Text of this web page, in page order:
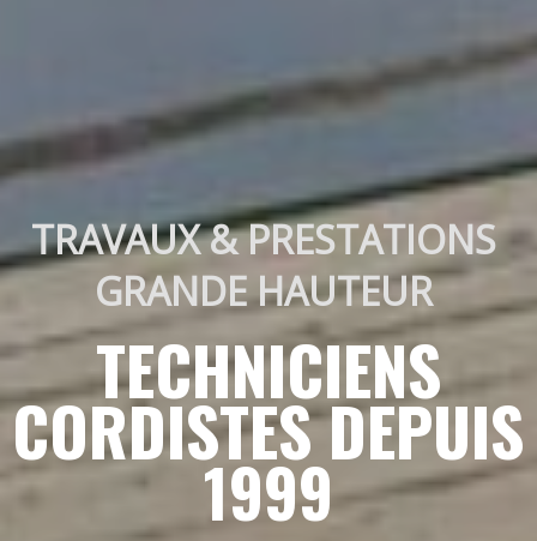
TRAVAUX & PRESTATIONS
GRANDE HAUTEUR
TECHNICIENS
CORDISTES DEPUIS
1999